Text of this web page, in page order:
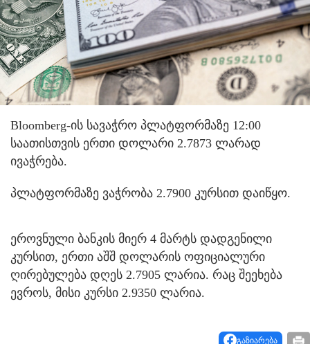
Bloomberg-ის სავაჭრო პლატფორმაზე 12:00
საათისთვის ერთი დოლარი 2.7873 ლარად
ივაჭრება.
პლატფორმაზე ვაჭრობა 2.7900 კურსით დაიწყო.
ეროვნული ბანკის მიერ 4 მარტს დადგენილი
კურსით, ერთი აშშ დოლარის ოფიციალური
ღირებულება დღეს 2.7905 ლარია. რაც შეეხება
ევროს, მისი კურსი 2.9350 ლარია.
გაზიარება